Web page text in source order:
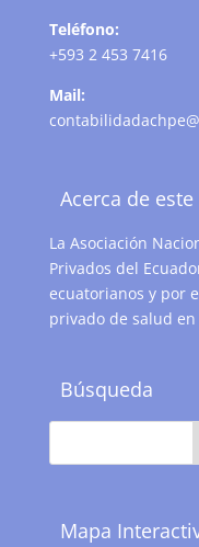
Teléfono:
+593 2 453 7416
Mail:
Acerca de
La Asociación
Privados del
ecuatorianos y por
privado de salud en
Búsqueda
Mapa